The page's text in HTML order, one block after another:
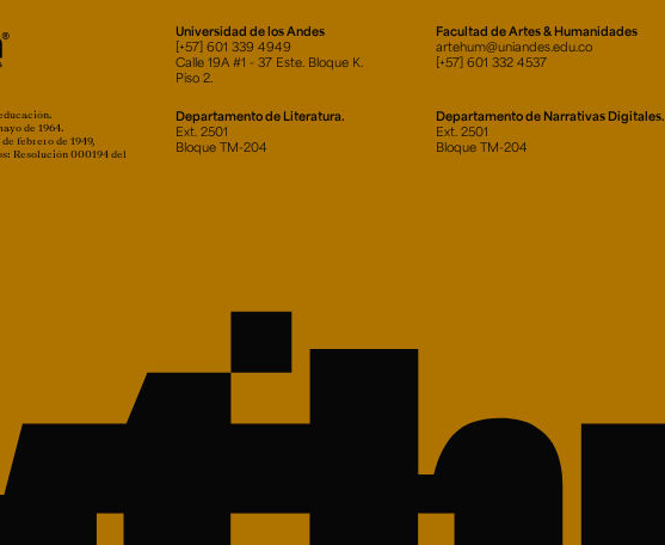
Universidad de los Andes
[+57] 601 339 4949
Calle 19A #1 - 37 Este. Bloque K.
Piso 2.
Facultad de Artes & Humanidades
artehum@uniandes.edu.co
[+57] 601 332 4537
Departamento de Literatura.
Ext. 2501
Bloque TM-204
Departamento de Narrativas Digitales.
Ext. 2501
Bloque TM-204
de 1964.
febrero de 1949,
Resolución 000194 del